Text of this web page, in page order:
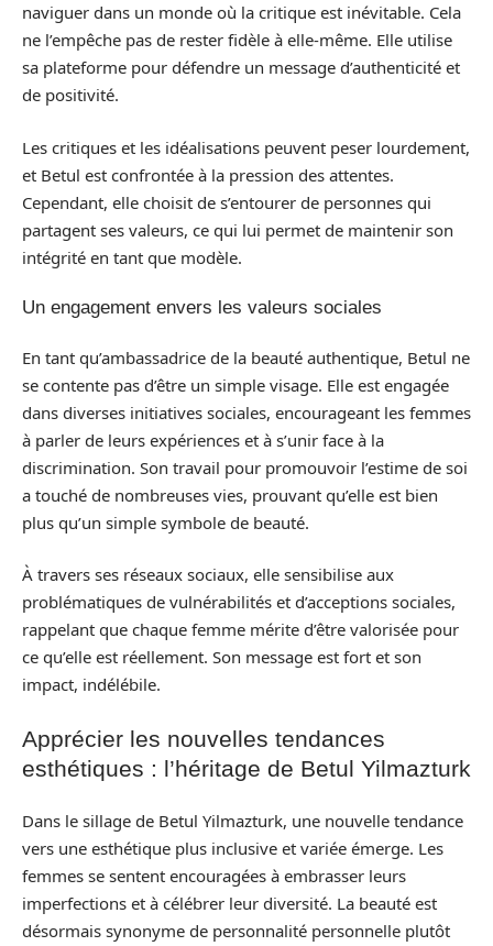
naviguer dans un monde où la critique est inévitable. Cela
ne l’empêche pas de rester fidèle à elle-même. Elle utilise
sa plateforme pour défendre un message d’authenticité et
de positivité.
Les critiques et les idéalisations peuvent peser lourdement,
et Betul est confrontée à la pression des attentes.
Cependant, elle choisit de s’entourer de personnes qui
partagent ses valeurs, ce qui lui permet de maintenir son
intégrité en tant que modèle.
Un engagement envers les valeurs sociales
En tant qu’ambassadrice de la beauté authentique, Betul ne
se contente pas d’être un simple visage. Elle est engagée
dans diverses initiatives sociales, encourageant les femmes
à parler de leurs expériences et à s’unir face à la
discrimination. Son travail pour promouvoir l’estime de soi
a touché de nombreuses vies, prouvant qu’elle est bien
plus qu’un simple symbole de beauté.
À travers ses réseaux sociaux, elle sensibilise aux
problématiques de vulnérabilités et d’acceptions sociales,
rappelant que chaque femme mérite d’être valorisée pour
ce qu’elle est réellement. Son message est fort et son
impact, indélébile.
Apprécier les nouvelles tendances
esthétiques : l’héritage de Betul Yilmazturk
Dans le sillage de Betul Yilmazturk, une nouvelle tendance
vers une esthétique plus inclusive et variée émerge. Les
femmes se sentent encouragées à embrasser leurs
imperfections et à célébrer leur diversité. La beauté est
désormais synonyme de personnalité personnelle plutôt